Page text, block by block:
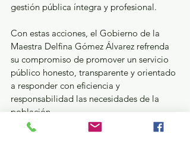
gestión pública íntegra y profesional.
Con estas acciones, el Gobierno de la
Maestra Delfina Gómez Álvarez refrenda
su compromiso de promover un servicio
público honesto, transparente y orientado
a responder con eficiencia y
responsabilidad las necesidades de la
población.